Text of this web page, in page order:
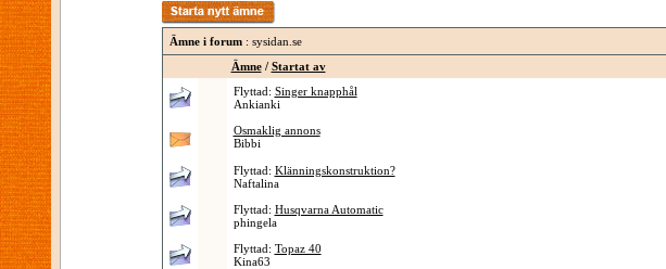
Ämne i forum: sysidan.se
Ämne/ Startat av
Flyttad: Singer knapphål
Ankianki
Osmaklig annons
Bibbi
Flyttad: Klänningskonstruktion?
Naftalina
Flyttad: Husqvarna Automatic
phingela
Flyttad: Topaz 40
Kina63